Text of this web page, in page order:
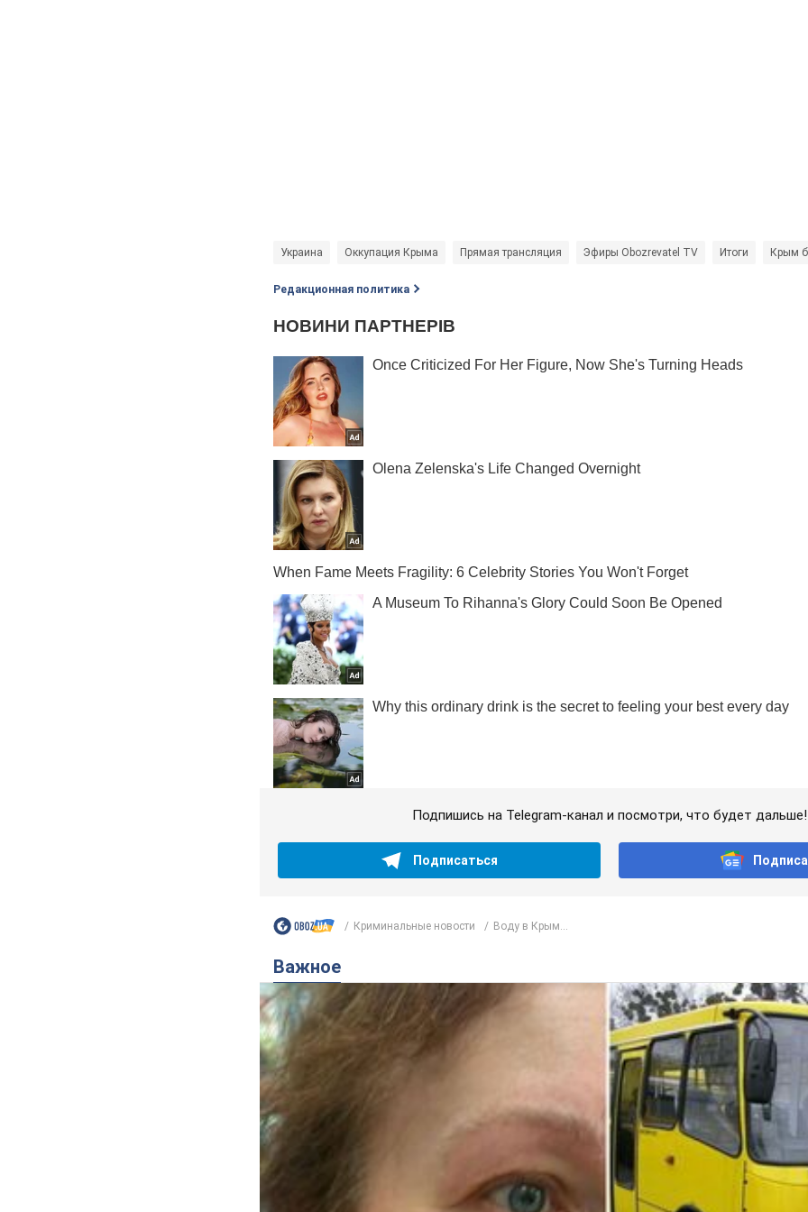
Украина Оккупация Крыма Прямая трансляция Эфиры Obozrevatel TV Итоги Крым
Редакционная политика
Подпишись на Telegram-канал и посмотри, что будет дальше!
Подписаться
Криминальные новости Воду в Крым...
Важное